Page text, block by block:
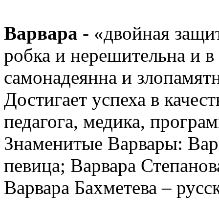
Варвара - «двойная
робка и нерешительна и
самонадеянна и
Достигает успеха в
педагога, медика,
Знаменитые Варвары:
певица; Варвара
Варвара Бахметева –